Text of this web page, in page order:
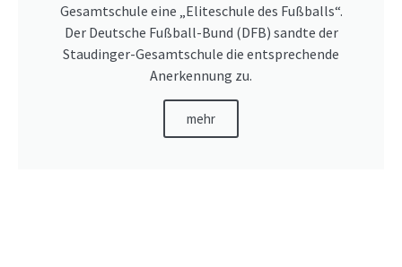
Gesamtschule eine „Eliteschule des Fußballs“.
Der Deutsche Fußball-Bund (DFB) sandte der
Staudinger-Gesamtschule die entsprechende
Anerkennung zu.
mehr